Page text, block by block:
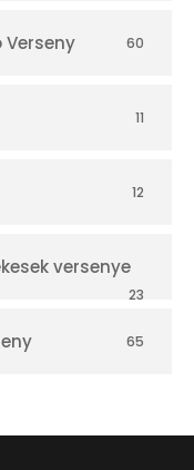
60
11
12
versenye
23
65